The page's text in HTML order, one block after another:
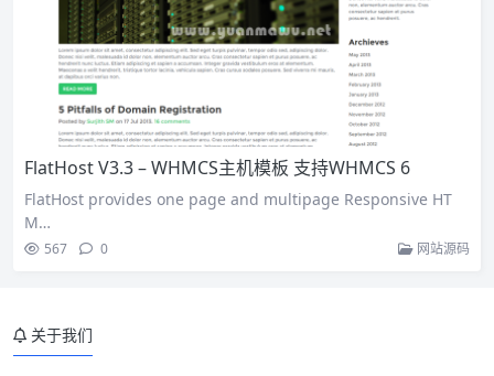
FlatHost V3.3 – WHMCS主机模板 支持WHMCS 6
FlatHost provides one page and multipage Responsive HT
M…
567 0 网站源码
关于我们